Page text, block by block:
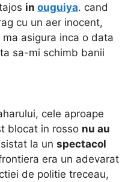
in ouguiya. cand
cu un aer inocent,
asigura inca o data
sa-mi schimb banii
cele aproape
blocat in rosso nu au
la un spectacol
era un adevarat
de politie treceau,